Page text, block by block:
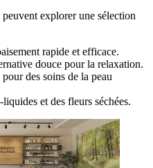
peuvent explorer une sélection
rapide et efficace.
douce pour la relaxation.
pour des soins de la peau
et des fleurs séchées.